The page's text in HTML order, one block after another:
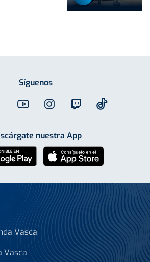
Síguenos
nuestra App
Vasca
Vasca